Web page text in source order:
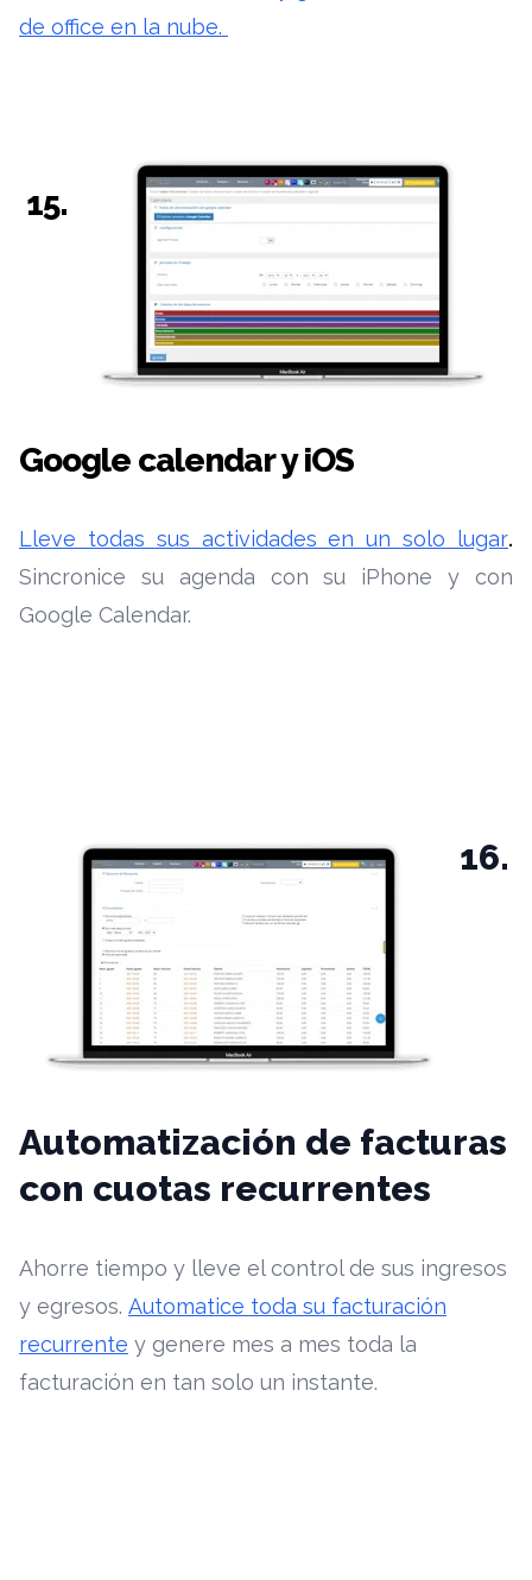
de office en la nube.
15.
Google calendar y iOS
Lleve todas sus actividades en un solo lugar.
Sincronice su agenda con su iPhone y con
Google Calendar.
16.
Automatización de facturas
con cuotas recurrentes
Ahorre tiempo y lleve el control de sus ingresos
y egresos. Automatice toda su facturación
recurrente y genere mes a mes toda la
facturación en tan solo un instante.